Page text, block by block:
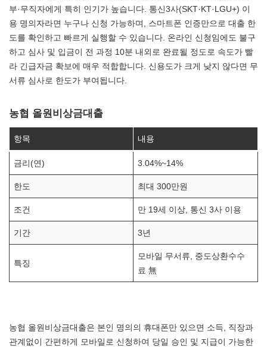
부·무직자에게 특히 인기가 높습니다. 통신3사(SKT·KT·LGU+) 이
용 명의자라면 누구나 신청 가능하며, 스마트폰 인증만으로 대출 한
도를 확인하고 빠르게 실행할 수 있습니다. 온라인 신청임에도 불구
하고 심사 및 입금이 전 과정 10분 내외로 완료될 정도로 속도가 빨
라 긴급자금 확보에 매우 적합합니다. 신용도가 크게 낮지 않다면 무
서류 심사로 한도가 부여됩니다.
농협 올원비상금대출
항목 내용
금리(연) 3.04%~14%
한도 최대 300만원
조건 만 19세 이상, 통신 3사 이용
기간 3년
특징
모바일 무서류, 중도상환수수
료 無
농협 올원비상금대출은 본인 명의의 휴대폰만 있으면 소득, 직장과
관계없이 간편하게 모바일로 신청하여 당일 승인 및 지급이 가능한